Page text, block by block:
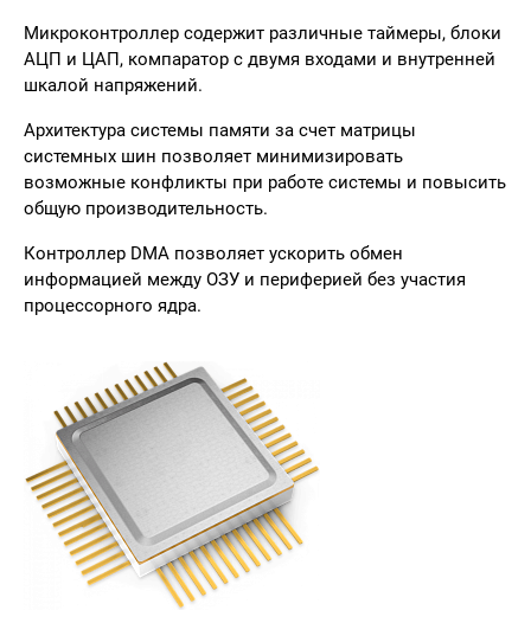
Микроконтроллер содержит различные таймеры, блоки
АЦП и ЦАП, компаратор с двумя входами и внутренней
шкалой напряжений.
Архитектура системы памяти за счет матрицы
системных шин позволяет минимизировать
возможные конфликты при работе системы и повысить
общую производительность.
Контроллер DMA позволяет ускорить обмен
информацией между ОЗУ и периферией без участия
процессорного ядра.